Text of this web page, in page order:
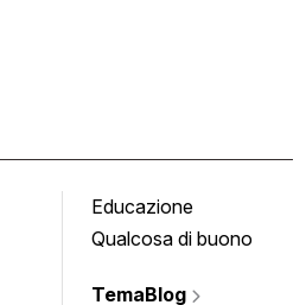
Educazione
Qualcosa di buono
TemaBlog